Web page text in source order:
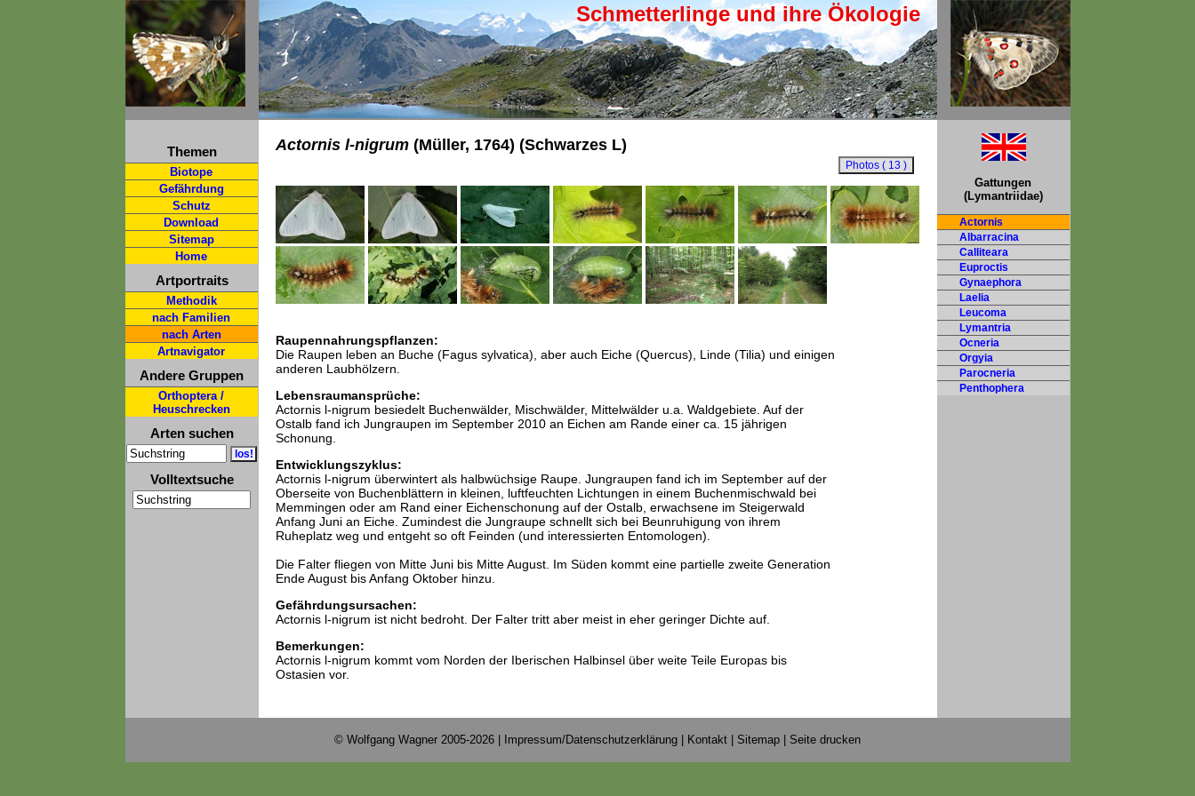
Schmetterlinge und ihre Ökologie
Themen
Biotope
Gefährdung
Schutz
Download
Sitemap
Home
Artportraits
Methodik
nach Familien
nach Arten
Artnavigator
Andere Gruppen
Orthoptera /
Heuschrecken
Arten suchen
Volltextsuche
Actornis l-nigrum(Müller, 1764) (Schwarzes L)
Raupennahrungspflanzen:
Die Raupen leben an Buche (Fagus sylvatica), aber auch Eiche (Quercus), Linde (Tilia) und einigen
anderen Laubhölzern.
Lebensraumansprüche:
Actornis l-nigrum besiedelt Buchenwälder, Mischwälder, Mittelwälder u.a. Waldgebiete. Auf der
Ostalb fand ich Jungraupen im September 2010 an Eichen am Rande einer ca. 15 jährigen
Schonung.
Entwicklungszyklus:
Actornis l-nigrum überwintert als halbwüchsige Raupe. Jungraupen fand ich im September auf der
Oberseite von Buchenblättern in kleinen, luftfeuchten Lichtungen in einem Buchenmischwald bei
Memmingen oder am Rand einer Eichenschonung auf der Ostalb, erwachsene im Steigerwald
Anfang Juni an Eiche. Zumindest die Jungraupe schnellt sich bei Beunruhigung von ihrem
Ruheplatz weg und entgeht so oft Feinden (und interessierten Entomologen).
Die Falter fliegen von Mitte Juni bis Mitte August. Im Süden kommt eine partielle zweite Generation
Ende August bis Anfang Oktober hinzu.
Gefährdungsursachen:
Actornis l-nigrum ist nicht bedroht. Der Falter tritt aber meist in eher geringer Dichte auf.
Bemerkungen:
Actornis l-nigrum kommt vom Norden der Iberischen Halbinsel über weite Teile Europas bis
Ostasien vor.
Gattungen
(Lymantriidae)
Actornis
Albarracina
Calliteara
Euproctis
Gynaephora
Laelia
Leucoma
Lymantria
Ocneria
Orgyia
Parocneria
Penthophera
© Wolfgang Wagner 2005-2026 | Impressum/Datenschutzerklärung Kontakt Sitemap Seite drucken